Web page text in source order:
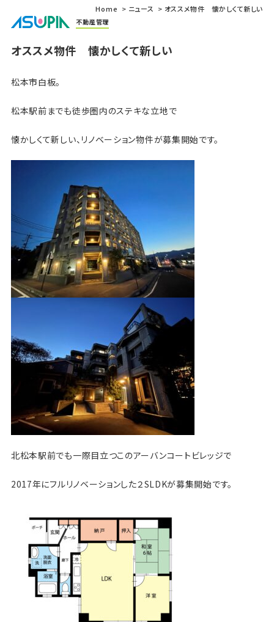
不動産管理
Home ニュース オススメ物件 懐かしくて新しい
オススメ物件 懐かしくて新しい
松本市白板。
松本駅前までも徒歩圏内のステキな立地で
懐かしくて新しい、リノベーション物件が募集開始です。
北松本駅前でも一際目立つこのアーバンコートビレッジで
2017年にフルリノベーションした２SLDKが募集開始です。